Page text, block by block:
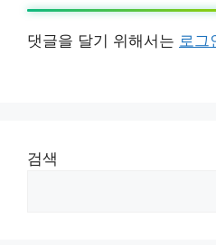
댓글을 달기 위해서는 로그
검색